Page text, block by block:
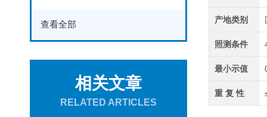
查看全部
相关文章
RELATED ARTICLES
产地类别
照测条件
最小示值
重 复 性